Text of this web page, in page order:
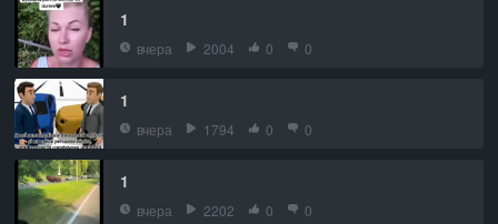
1
вчера 2004 0 0
1
вчера 1794 0 0
1
вчера 2202 0 0